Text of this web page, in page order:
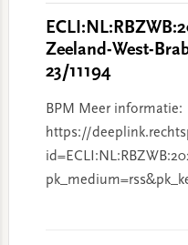
Zeeland-West-
23/11194
BPM Meer informatie:
https://